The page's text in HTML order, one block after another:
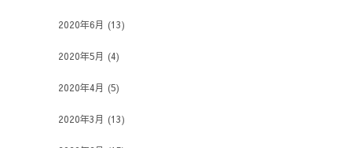
2020年6月 (13)
2020年5月 (4)
2020年4月 (5)
2020年3月 (13)